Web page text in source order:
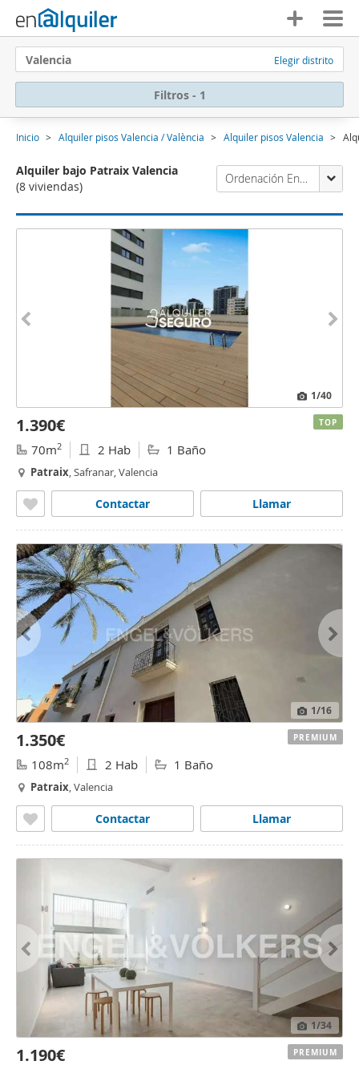
Valencia Elegir distrito
Filtros - 1
Inicio Alquiler pisos Valencia / València Alquiler pisos Valencia
Alquiler bajo Patraix Valencia
(8 viviendas)
Ordenación Enalquiler
1/40
1.390€
70m2 2 Hab 1 Baño
Patraix, Safranar, Valencia
Llamar
Contactar
TOP
1/16
1.350€
108m2 2 Hab 1 Baño
Patraix, Valencia
Llamar
Contactar
PREMIUM
1/34
1.190€ PREMIUM